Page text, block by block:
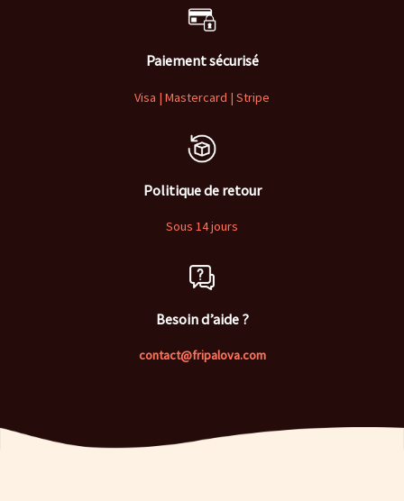
Paiement sécurisé
Visa | Mastercard | Stripe
Politique de retour
Sous 14 jours
Besoin d’aide ?
contact@fripalova.com